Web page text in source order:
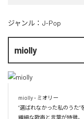
ジャンル： J-Pop
miolly
miolly - ミオリー
”選ばれなかった私のうた”